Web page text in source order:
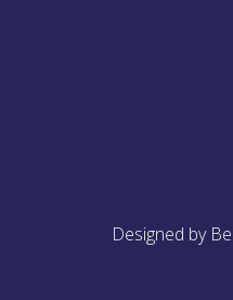
Designed by